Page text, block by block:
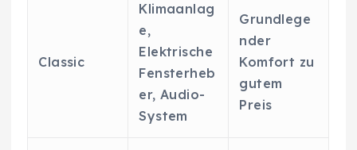
Classic
Klimaanlag
e,
Elektrische
Fensterheb
er, Audio-
System
Grundlege
nder
Komfort zu
gutem
Preis